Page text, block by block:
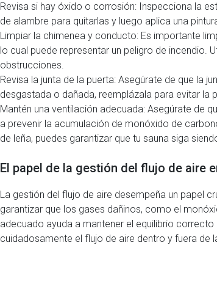
Revisa si hay óxido o corrosión: Inspecciona la
de alambre para quitarlas y luego aplica una
Limpiar la chimenea y conducto: Es importante
lo cual puede representar un peligro de incendio.
obstrucciones.
Revisa la junta de la puerta: Asegúrate de que la
desgastada o dañada, reemplázala para evitar la
Mantén una ventilación adecuada: Asegúrate de
a prevenir la acumulación de monóxido de
de leña, puedes garantizar que tu sauna siga
El papel de la gestión del flujo de aire
La gestión del flujo de aire desempeña un papel
garantizar que los gases dañinos, como el
adecuado ayuda a mantener el equilibrio
cuidadosamente el flujo de aire dentro y fuera de